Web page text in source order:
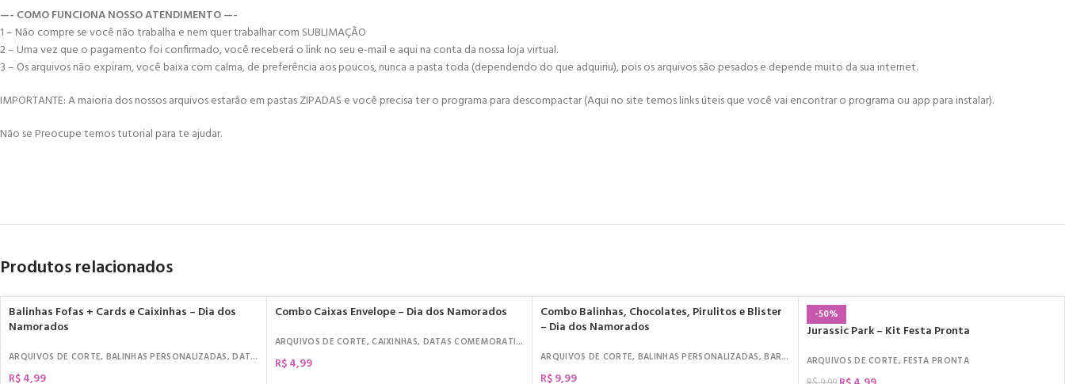
—- COMO FUNCIONA NOSSO ATENDIMENTO —-
1 – Não compre se você não trabalha e nem quer trabalhar com SUBLIMAÇÃO
2 – Uma vez que o pagamento foi confirmado, você receberá o link no seu e-mail e aqui na conta da nossa loja virtual.
3 – Os arquivos não expiram, você baixa com calma, de preferência aos poucos, nunca a pasta toda (dependendo do que adquiriu), pois os arquivos são pesados e depende muito da sua internet.
IMPORTANTE: A maioria dos nossos arquivos estarão em pastas ZIPADAS e você precisa ter o programa para descompactar (Aqui no site temos links úteis que você vai encontrar o programa ou app para instalar).
Não se Preocupe temos tutorial para te ajudar.
Produtos relacionados
Balinhas Fofas + Cards e Caixinhas – Dia dos
Namorados
ARQUIVOS DE CORTE, BALINHAS PERSONALIZADAS,DATAS COMEMORATIVAS
R$4,99
Combo Caixas Envelope – Dia dos Namorados
ARQUIVOS DE CORTE,CAIXINHAS, DATAS COMEMORATIVAS
R$4,99
Combo Balinhas, Chocolates, Pirulitos e Blister
– Dia dos Namorados
ARQUIVOS DE CORTE, BALINHAS PERSONALIZADAS,BARRA DE CHOCOLATE , DATAS COMEMORATIVAS
R$9,99
-50%
Jurassic Park – Kit Festa Pronta
ARQUIVOS DE CORTE,FESTA PRONTA